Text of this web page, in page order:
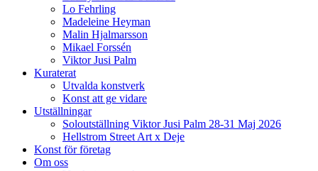
Lo Fehrling
Madeleine Heyman
Malin Hjalmarsson
Mikael Forssén
Viktor Jusi Palm
Kuraterat
Utvalda konstverk
Konst att ge vidare
Utställningar
Soloutställning Viktor Jusi Palm 28-31 Maj 2026
Hellstrom Street Art x Deje
Konst för företag
Om oss